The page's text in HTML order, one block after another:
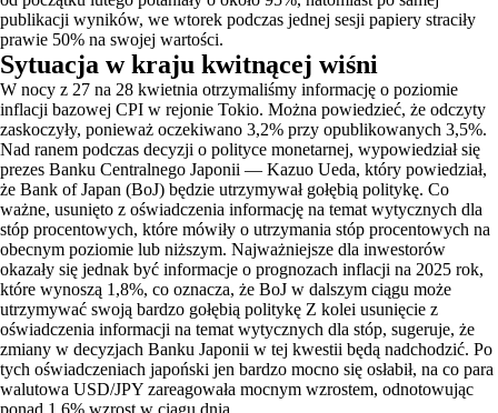
publikacji wyników, we wtorek podczas jednej sesji papiery straciły
prawie 50% na swojej wartości.
Sytuacja w kraju kwitnącej wiśni
W nocy z 27 na 28 kwietnia otrzymaliśmy informację o poziomie
inflacji bazowej CPI w rejonie Tokio. Można powiedzieć, że odczyty
zaskoczyły, ponieważ oczekiwano 3,2% przy opublikowanych 3,5%.
Nad ranem podczas decyzji o polityce monetarnej, wypowiedział się
prezes Banku Centralnego Japonii — Kazuo Ueda, który powiedział,
że Bank of Japan (BoJ) będzie utrzymywał gołębią politykę. Co
ważne, usunięto z oświadczenia informację na temat wytycznych dla
stóp procentowych, które mówiły o utrzymania stóp procentowych na
obecnym poziomie lub niższym. Najważniejsze dla inwestorów
okazały się jednak być informacje o prognozach inflacji na 2025 rok,
które wynoszą 1,8%, co oznacza, że BoJ w dalszym ciągu może
utrzymywać swoją bardzo gołębią politykę Z kolei usunięcie z
oświadczenia informacji na temat wytycznych dla stóp, sugeruje, że
zmiany w decyzjach Banku Japonii w tej kwestii będą nadchodzić. Po
tych oświadczeniach japoński jen bardzo mocno się osłabił, na co para
walutowa USD/JPY zareagowała mocnym wzrostem, odnotowując
ponad 1,6% wzrost w ciągu dnia.